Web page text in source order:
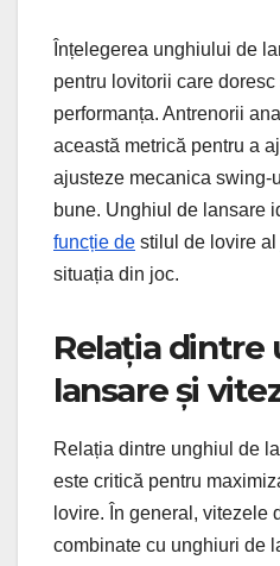
Înțelegerea unghiului de
pentru lovitorii care
performanța. Antrenorii
această metrică pentru a
ajusteze mecanica swing-
bune. Unghiul de lansare
funcție de stilul de lovire
situația din joc.
Relația dintre
lansare și
Relația dintre unghiul de
este critică pentru
lovire. În general, vitezele
combinate cu unghiuri de